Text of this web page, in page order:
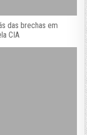
das brechas em
CIA